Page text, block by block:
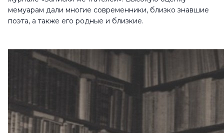
мемуарам дали многие современники, близко знавшие
поэта, а также его родные и близкие.